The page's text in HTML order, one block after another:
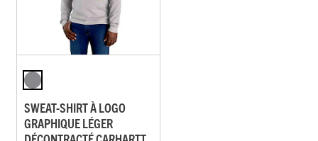
SWEAT-SHIRT À LOGO
GRAPHIQUE LÉGER